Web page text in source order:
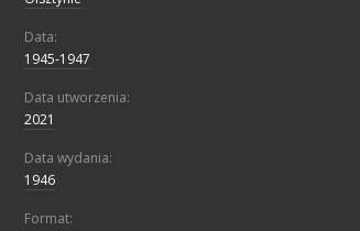
Data:
1945-1947
Data utworzenia:
2021
Data wydania:
1946
Format: